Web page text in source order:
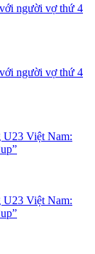
người vợ thứ 4
người vợ thứ 4
U23 Việt Nam:
U23 Việt Nam: